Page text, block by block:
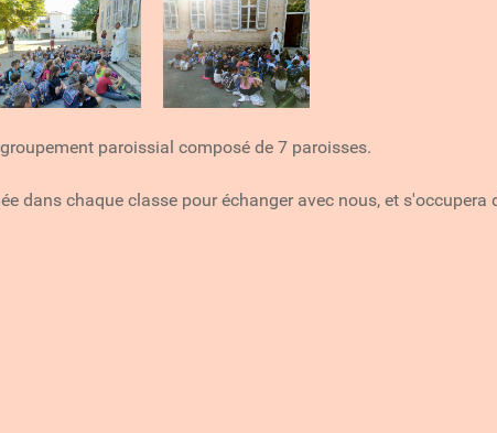
paroissial composé de 7 paroisses.
dans chaque classe pour échanger avec nous, et